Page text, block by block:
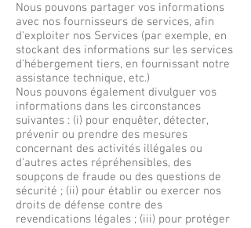
Nous pouvons partager vos informations
avec nos fournisseurs de services, afin
d'exploiter nos Services (par exemple, en
stockant des informations sur les services
d'hébergement tiers, en fournissant notre
assistance technique, etc.)
Nous pouvons également divulguer vos
informations dans les circonstances
suivantes : (i) pour enquêter, détecter,
prévenir ou prendre des mesures
concernant des activités illégales ou
d'autres actes répréhensibles, des
soupçons de fraude ou des questions de
sécurité ; (ii) pour établir ou exercer nos
droits de défense contre des
revendications légales ; (iii) pour protéger